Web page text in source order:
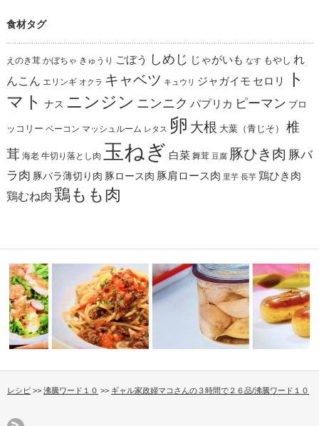
食材タグ
えのき茸 かぼちゃ きゅうり ごぼう しめじ じゃがいも なす もやし れ
んこん エリンギ オクラ キャベツ キュウリ ジャガイモ セロリ
ト
マト
ナス ニンジン ニンニク パプリカ ピーマン ブロ
ッコリー ベーコン マッシュルーム レタス 卵 大根 大葉（青じそ）
椎
茸 海老 牛切り落とし肉 玉ねぎ 白菜 舞茸 豆腐 豚ひき肉 豚バ
ラ肉 豚バラ薄切り肉 豚ロース肉 豚肩ロース肉 里芋 長芋 鶏ひき肉
鶏むね肉 鶏もも肉
ースのミート…
レシピ >> 沸騰ワード１０ >> ギャル家政婦マコさんの３時間で２６品/沸騰ワード１０